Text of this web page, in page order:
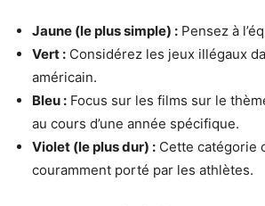
Jaune (le plus simple) : Pensez à
Vert : Considérez les jeux illégaux
américain.
Bleu : Focus sur les films sur le
au cours d’une année spécifique.
Violet (le plus dur) : Cette catégorie
couramment porté par les athlètes.